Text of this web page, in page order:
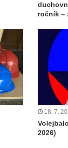
ročník –
18. 7.
2026)